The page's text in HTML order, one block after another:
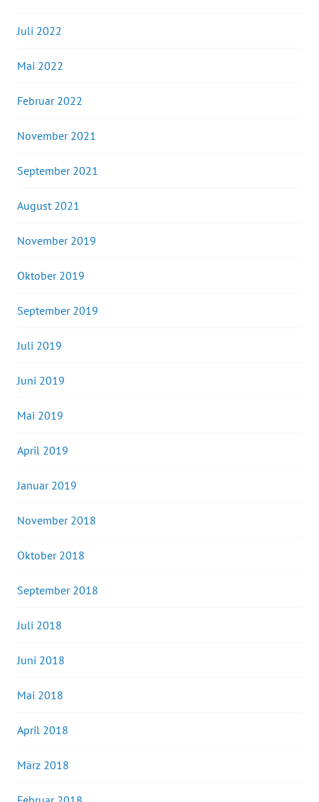
Juli 2022
Mai 2022
Februar 2022
November 2021
September 2021
August 2021
November 2019
Oktober 2019
September 2019
Juli 2019
Juni 2019
Mai 2019
April 2019
Januar 2019
November 2018
Oktober 2018
September 2018
Juli 2018
Juni 2018
Mai 2018
April 2018
März 2018